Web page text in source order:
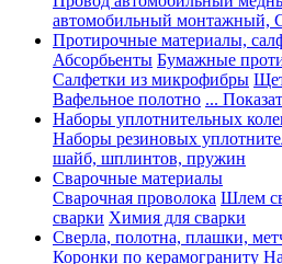
автомобильный монтажный,
Протирочные материалы,
Абсорбьенты Бумажные
Салфетки из микрофибры
Вафельное полотно ...
Наборы уплотнительных
Наборы резиновых
шайб, шплинтов, пружин
Сварочные материалы
Сварочная проволока Шлем
сварки Химия для сварки
Сверла, полотна, плашки,
Коронки по керамограниту